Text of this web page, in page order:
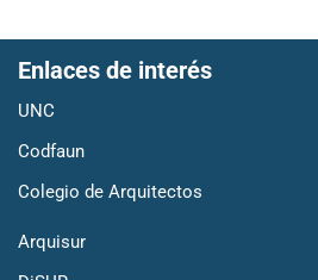
Enlaces de interés
UNC
Codfaun
Colegio de Arquitectos
Arquisur